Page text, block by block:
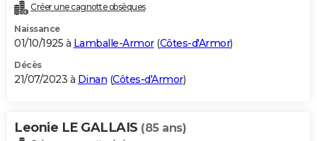
Créer une cagnotte obsèques
Naissance
01/10/1925 à Lamballe-Armor(Côtes-d'Armor)
Décès
21/07/2023 à Dinan (Côtes-d'Armor)
Leonie LE GALLAIS (85 ans)